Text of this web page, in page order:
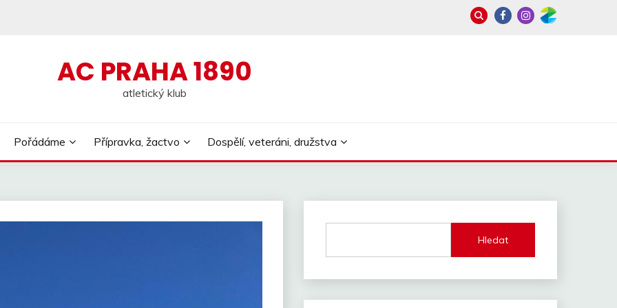
AC PRAHA 1890
atletický klub
Pořádáme Přípravka, žactvo Dospělí, veteráni, družstva
Hledat